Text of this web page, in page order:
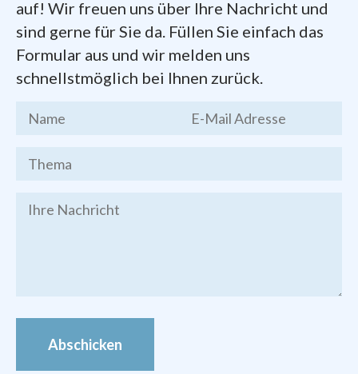
Dokumente zum Gründungsprozess der
Pfarreifinden Sie hier zum Herunterladen:
Kernthesen des Chemnitzer
Stadtgesprächs, Endfassung vom 19.
Brief des Bischofs Heinrich
Festschrift
auf! Wir freuen uns über Ihre Nachricht und
sind gerne für Sie da. Füllen Sie einfach das
Formular aus und wir melden uns
schnellstmöglich bei Ihnen zurück.
Abschicken